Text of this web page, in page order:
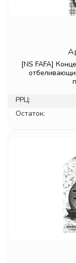
[NS FAFA]
РРЦ:
Остаток: